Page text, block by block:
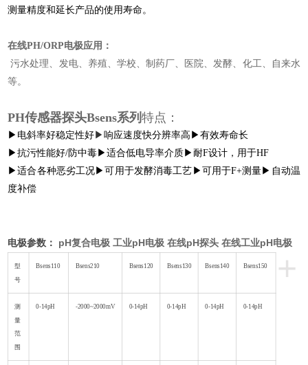
测量精度和延长产品的使用寿命。
在线PH/ORP电极应用：
污水处理、发电、养殖、学校、制药厂、医院、发酵、化工、自来水
等。
PH传感器探头Bsens系列特点：
▶电斜率好稳定性好 ▶响应速度快分辨率高▶有效寿命长
▶抗污性能好/防中毒▶适合低电导率介质▶耐F设计，用于HF
▶适合各种恶劣工况▶可用于发酵消毒工艺▶可用于F+测量▶自动温
度补偿
电极参数： pH复合电极 工业pH电极 在线pH探头 在线工业pH电极
+
型
号
Bsens110 Bsens210 Bsens120 Bsens130 Bsens140 Bsens150
测
量
范
围
0-14pH -2000~2000mV 0-14pH 0-14pH 0-14pH 0-14pH